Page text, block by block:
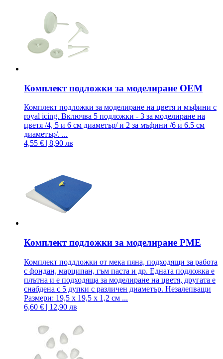
Комплект подложки за моделиране OEM
Комплект подложки за моделиране на цветя и мъфини с
royal icing. Включва 5 подложки - 3 за моделиране на
цветя /4, 5 и 6 см диаметър/ и 2 за мъфини /6 и 6.5 см
диаметър/. ...
4,55 € | 8,90 лв
Комплект подложки за моделиране PME
Комплект поддложки от мека пяна, подходящи за работа
с фондан, марципан, гъм паста и др. Едната подложка е
плътна и е подходяща за моделиране на цветя, другата е
снабдена с 5 дупки с различен диаметър. Незалепващи
Размери: 19,5 x 19,5 x 1,2 см ...
6,60 € | 12,90 лв